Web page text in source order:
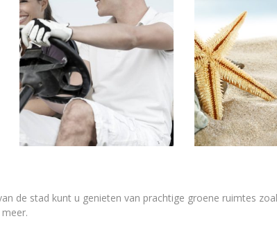
de stad kunt u genieten van prachtige groene ruimtes